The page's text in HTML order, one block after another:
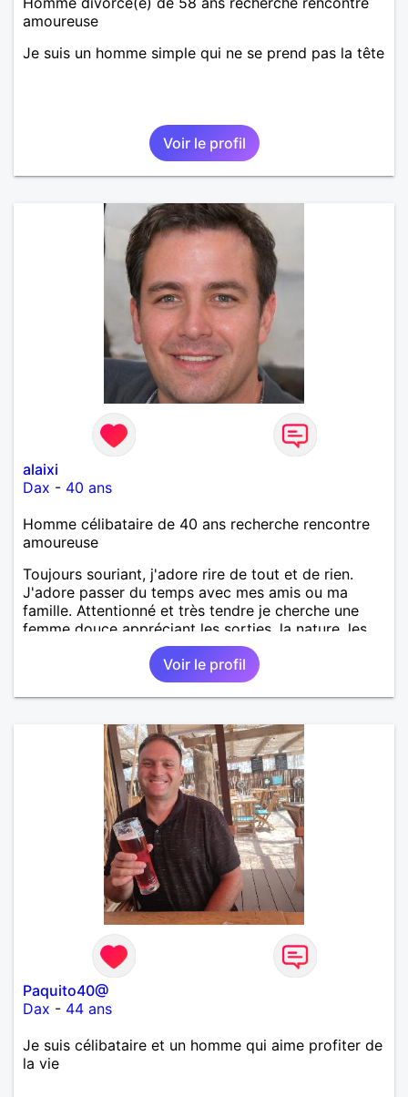
amoureuse
Je suis un homme simple qui ne se prend pas la tête
Voir le profil
alaixi
Dax - 40 ans
Homme célibataire de 40 ans recherche rencontre
amoureuse
Toujours souriant, j'adore rire de tout et de rien.
J'adore passer du temps avec mes amis ou ma
famille. Attentionné et très tendre je cherche une
femme douce appréciant les sorties, la nature, les
balades, les bons restos...
Voir le profil
Paquito40@
Dax - 44 ans
Je suis célibataire et un homme qui aime profiter de
la vie